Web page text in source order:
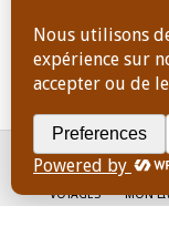
Copyright
ACCUEIL
VOYAGES MON